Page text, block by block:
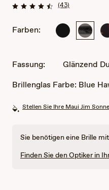
(43)
Farben:
Mattes
Fassung:
Glänzend
Brillenglas Farbe: Blue
Stellen Sie Ihre Maui Jim
Sie benötigen eine Brille
Finden Sie den Optiker in